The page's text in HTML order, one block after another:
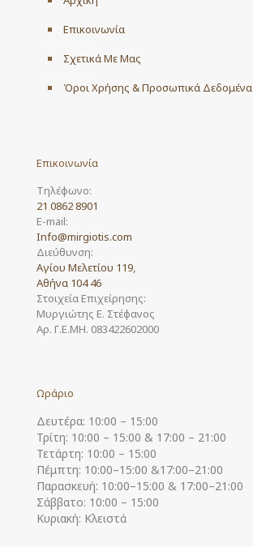
Επικοινωνία
Σχετικά Με Μας
Όροι Χρήσης & Προσωπικά Δεδομένα
Επικοινωνία
Τηλέφωνο:
21 0862 8901
E-mail:
Info@mirgiotis.com
Διεύθυνση:
Αγίου Μελετίου 119,
Αθήνα 104 46
Στοιχεία Επιχείρησης:
Μυργιώτης Ε. Στέφανος
Αρ. Γ.Ε.ΜΗ. 083422602000
Ωράριο
Δευτέρα: 10:00 – 15:00
Τρίτη: 10:00 – 15:00 & 17:00 – 21:00
Τετάρτη: 10:00 – 15:00
Πέμπτη: 10:00–15:00 &17:00–21:00
Παρασκευή: 10:00–15:00 & 17:00–21:00
Σάββατο: 10:00 – 15:00
Κυριακή: Κλειστά